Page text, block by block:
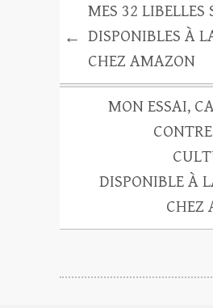
←
MES 32 LIBELLES
DISPONIBLES À
CHEZ AMAZON
MON ESSAI,
DISPONIBLE À
CHEZ